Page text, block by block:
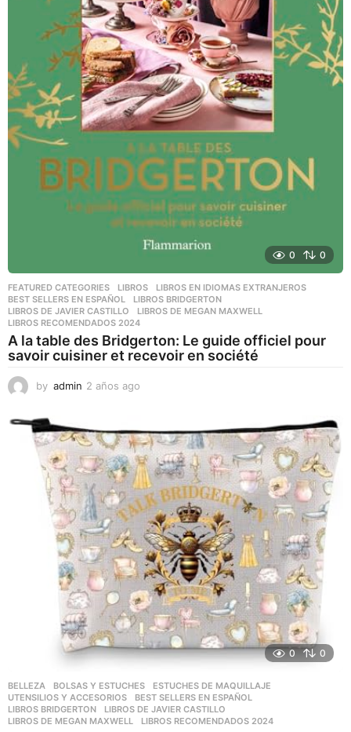
0 0
FEATURED CATEGORIES ,LIBROS ,LIBROS EN IDIOMAS EXTRANJEROS
BEST SELLERS EN ESPAÑOL
,LIBROS BRIDGERTON
LIBROS DE JAVIER CASTILLO
,LIBROS DE MEGAN MAXWELL
LIBROS RECOMENDADOS 2024
A la table des Bridgerton: Le guide officiel pour
savoir cuisiner et recevoir en société
by admin 2 años ago
o
s
a
g
o
0 0
BELLEZA ,BOLSAS Y ESTUCHES ,ESTUCHES DE MAQUILLAJE
UTENSILIOS Y ACCESORIOS
BEST SELLERS EN ESPAÑOL
LIBROS BRIDGERTON
,LIBROS DE JAVIER CASTILLO
LIBROS DE MEGAN MAXWELL
,LIBROS RECOMENDADOS 2024